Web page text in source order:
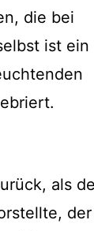
die bei
ist ein
als
der